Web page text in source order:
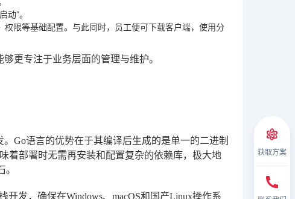
”。
限等基础配置。与此同时，员工便可下载客户端，使用分
更专注于业务层面的管理与维护。
Go语言的优势在于其编译后生成的是单一的二进制
着部署时无需再安装和配置复杂的依赖库，极大地
开发，确保在Windows、macOS和国产Linux操作系
获取方案